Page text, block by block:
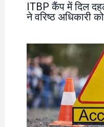
ITBP कैंप में दिल
ने वरिष्ठ अधिकारी को